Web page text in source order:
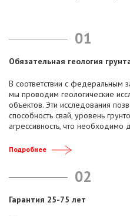
01
Обязательная геология
В соответствии с
мы проводим геологические
объектов. Эти исследования
способность свай, уровень
агрессивность, что необходимо
Подробнее
02
Гарантия 25-75 лет